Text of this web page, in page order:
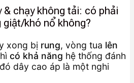
& chạy không tải: có phải
giật/khó nổ không?
xong bị rung, vòng tua lên
có khả năng hệ thống đánh
dây cao áp là một nghi